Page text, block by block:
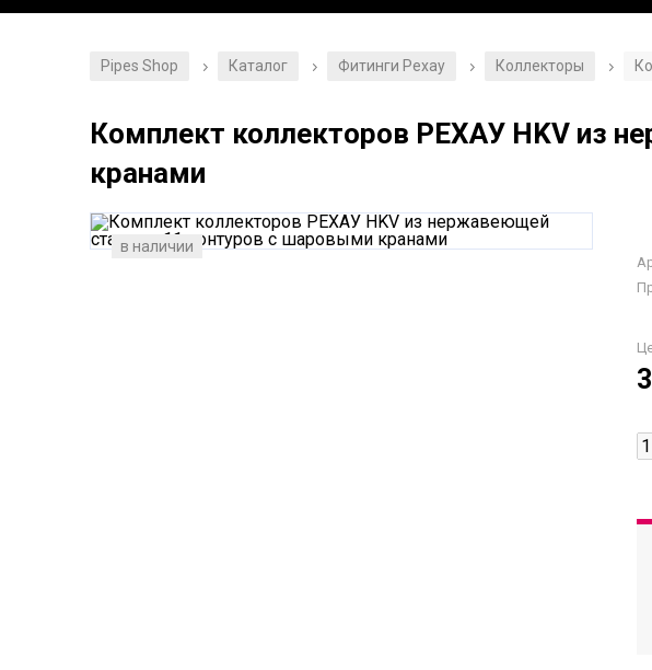
Pipes Shop / Каталог / Фитинги Рехау / Коллекторы /
Комплект коллекторов РЕХАУ HKV из
кранами
в наличии